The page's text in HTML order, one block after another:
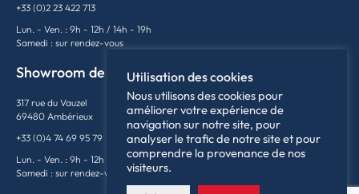
+33 (0)2 23 422 713
Lun. - Ven. : 9h - 12h / 14h - 19h
Samedi : sur rendez-vous
Showroom de Lyon
317 rue du Vauzel
69480 Ambérieux
+33 (0)4 74 69 95 79
Lun. - Ven. : 9h - 12h / 14h - 18h
Samedi : sur rendez-vous
Utilisation des cookies
Nous utilisons des cookies pour
améliorer votre expérience de
navigation sur notre site, pour
analyser le trafic de notre site et pour
comprendre la provenance de nos
visiteurs.